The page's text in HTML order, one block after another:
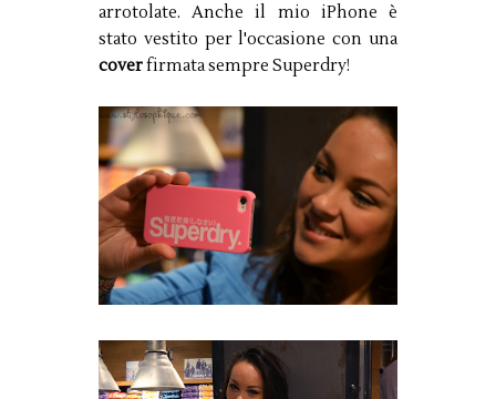
arrotolate. Anche il mio iPhone è
stato vestito per l'occasione con una
coverfirmata sempre Superdry!